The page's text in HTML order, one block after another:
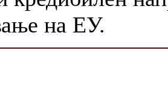
на ЕУ.